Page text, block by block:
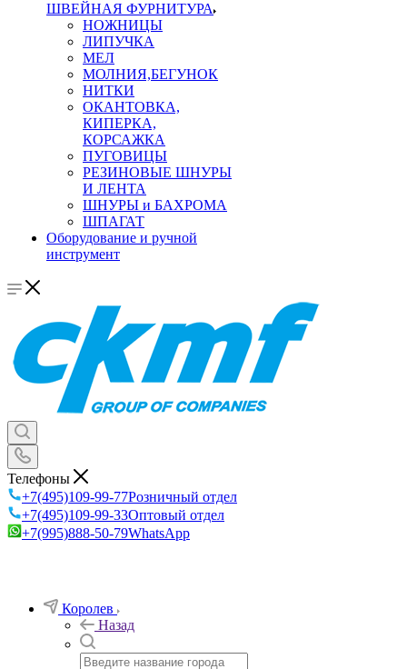
ШВЕЙНАЯ ФУРНИТУРА
НОЖНИЦЫ
ЛИПУЧКА
МЕЛ
МОЛНИЯ,БЕГУНОК
НИТКИ
ОКАНТОВКА,
КИПЕРКА,
КОРСАЖКА
ПУГОВИЦЫ
РЕЗИНОВЫЕ ШНУРЫ
И ЛЕНТА
ШНУРЫ и БАХРОМА
ШПАГАТ
Оборудование и ручной
инструмент
Телефоны
+7(495)109-99-77Розничный отдел
+7(495)109-99-33Оптовый отдел
+7(995)888-50-79WhatsApp
Королев
Назад